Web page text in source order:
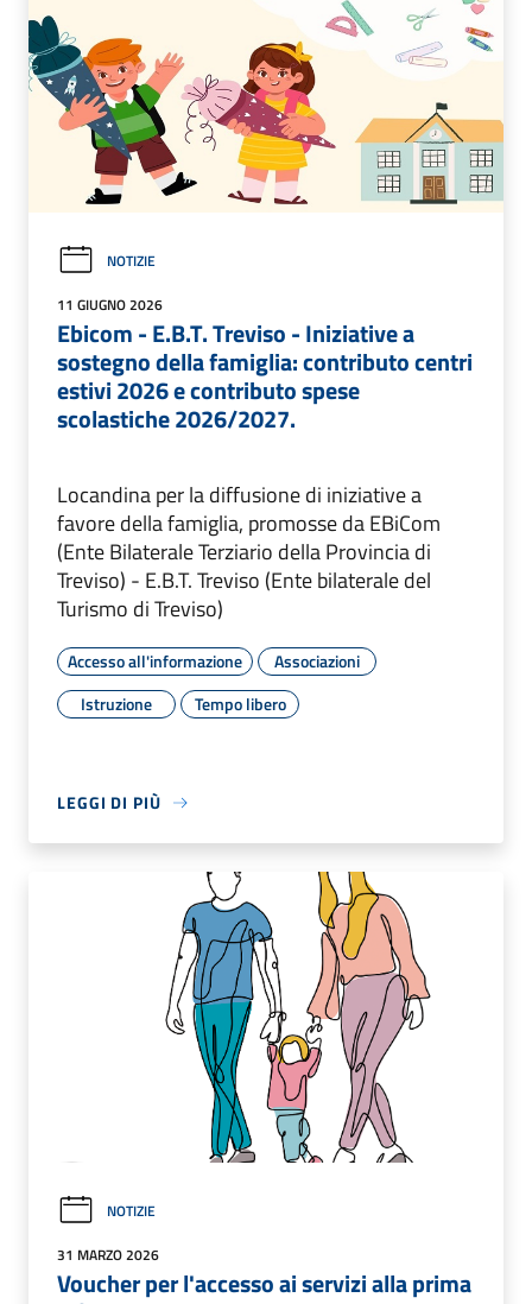
NOTIZIE
11 GIUGNO 2026
Ebicom - E.B.T. Treviso - Iniziative a
sostegno della famiglia: contributo centri
estivi 2026 e contributo spese
scolastiche 2026/2027.
Locandina per la diffusione di iniziative a
favore della famiglia, promosse da EBiCom
(Ente Bilaterale Terziario della Provincia di
Treviso) - E.B.T. Treviso (Ente bilaterale del
Turismo di Treviso)
Accesso all'informazione
Associazioni
Istruzione
Tempo libero
LEGGI DI PIÙ
NOTIZIE
31 MARZO 2026
Voucher per l'accesso ai servizi alla prima